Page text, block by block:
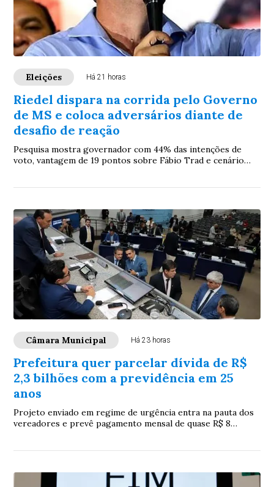
Eleições Há 21 horas
Riedel dispara na corrida pelo Governo
de MS e coloca adversários diante de
desafio de reação
Pesquisa mostra governador com 44% das intenções de
voto, vantagem de 19 pontos sobre Fábio Trad e cenário
Câmara Municipal Há 23 horas
Prefeitura quer parcelar dívida de R$
2,3 bilhões com a previdência em 25
anos
Projeto enviado em regime de urgência entra na pauta dos
vereadores e prevê pagamento mensal de quase R$ 8